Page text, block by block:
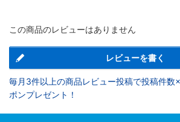
この商品のレビューはありません
レビューを書く
毎月3件以上の商品レビュー投稿で投稿件数
ポンプレゼント！